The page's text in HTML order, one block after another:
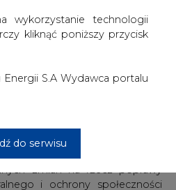
wykorzystanie technologii
kliknąć poniższy przycisk
S.A Wydawca portalu
do serwisu
też powstawania ekstremalnych
globalnego
wymaga radykalnych działań.
i ochrony społeczności